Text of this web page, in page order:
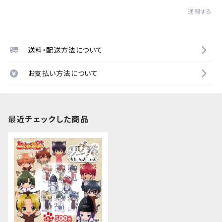
通報する
送料・配送方法について
お支払い方法について
最近チェックした商品